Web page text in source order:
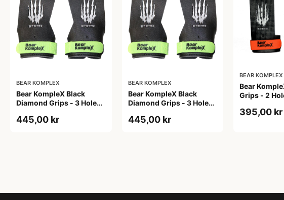
BEAR KOMPLEX
Bear KompleX Black
Diamond Grips - 3 Hole
445,00 kr
BEAR KOMPLEX
Bear KompleX Black
Diamond Grips - 3 Hole
445,00 kr
BEAR KOMPLEX
Bear
Grips - 2
395,00 kr